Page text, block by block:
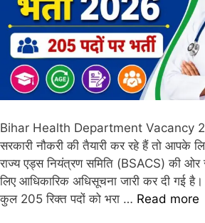
Bihar Health Department Vacancy
सरकारी नौकरी की तैयारी कर रहे हैं तो आपके
राज्य एड्स नियंत्रण समिति (BSACS) की ओर
लिए आधिकारिक अधिसूचना जारी कर दी गई
कुल 205 रिक्त पदों को भरा … Read more